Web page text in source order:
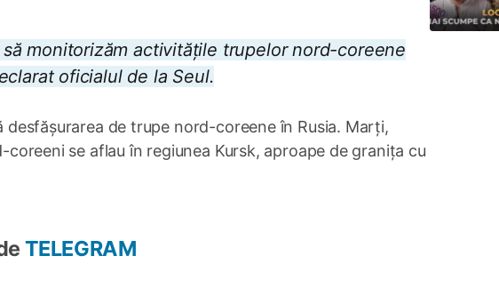
monitorizăm activitățile trupelor nord-coreene
oficialul de la Seul.
de trupe nord-coreene în Rusia. Marți,
se aflau în regiunea Kursk, aproape de granița cu
TELEGRAM